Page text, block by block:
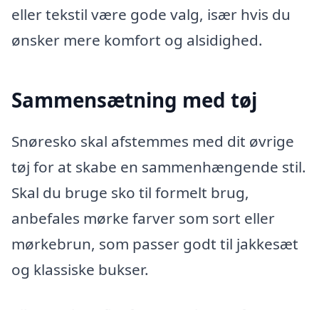
eller tekstil være gode valg, især hvis du
ønsker mere komfort og alsidighed.
Sammensætning med tøj
Snøresko skal afstemmes med dit øvrige
tøj for at skabe en sammenhængende stil.
Skal du bruge sko til formelt brug,
anbefales mørke farver som sort eller
mørkebrun, som passer godt til jakkesæt
og klassiske bukser.